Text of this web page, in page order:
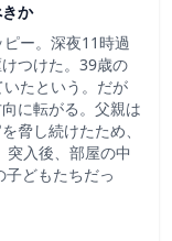
か
ー。深夜11時過
つけた。39歳の
たという。だが
に転がる。父親は
脅し続けたため、
突入後、部屋の中
どもたちだっ